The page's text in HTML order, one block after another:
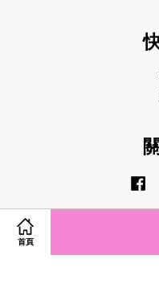
首頁